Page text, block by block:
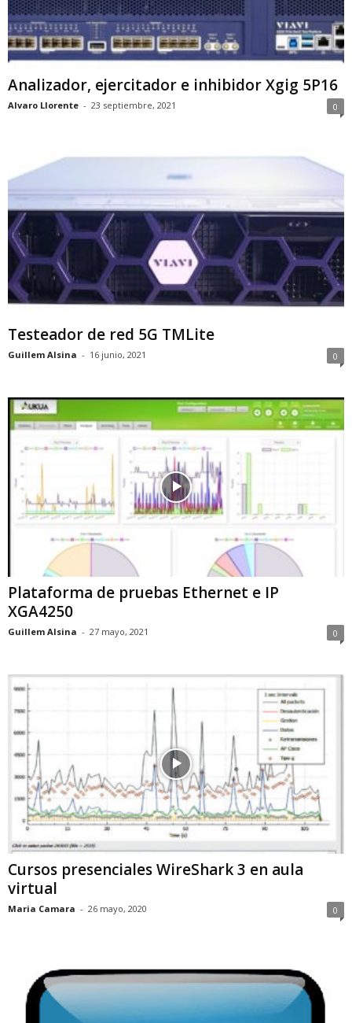
Analizador, ejercitador e inhibidor Xgig 5P16
Alvaro Llorente - 23 septiembre, 2021 0
Testeador de red 5G TMLite
Guillem Alsina - 16 junio, 2021 0
Plataforma de pruebas Ethernet e IP
XGA4250
Guillem Alsina - 27 mayo, 2021 0
Cursos presenciales WireShark 3 en aula
virtual
Maria Camara - 26 mayo, 2020 0